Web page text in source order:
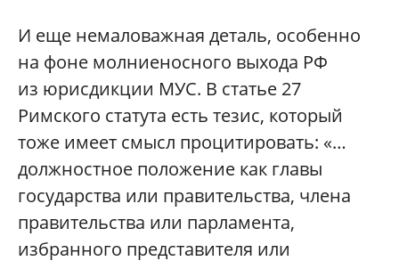
И еще немаловажная деталь, особенно
на фоне молниеносного выхода РФ
из юрисдикции МУС. В статье 27
Римского статута есть тезис, который
тоже имеет смысл процитировать: «…
должностное положение как главы
государства или правительства, члена
правительства или парламента,
избранного представителя или